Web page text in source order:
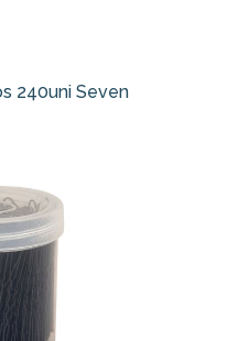
240uni Seven